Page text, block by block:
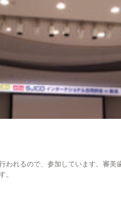
われるので、参加しています。審美
。